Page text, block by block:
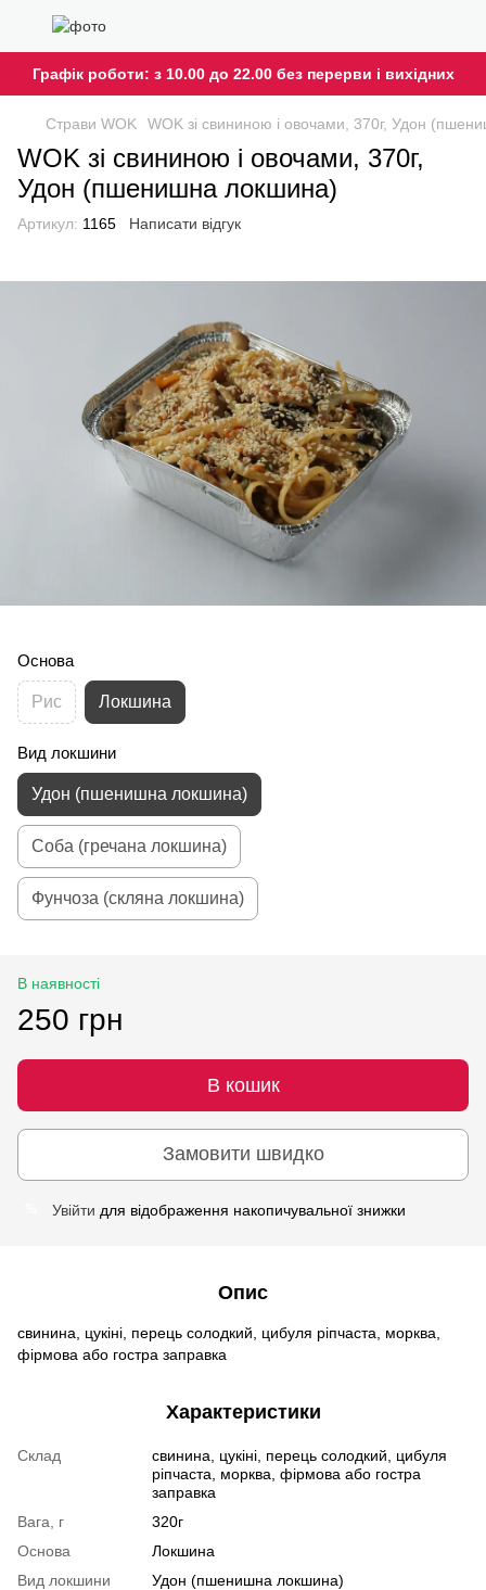
Графік роботи: з 10.00 до 22.00 без перерви і вихідних
Страви WOK WOK зі свининою і овочами, 370г, Удон
WOK зі свининою і овочами, 370г,
Удон (пшенишна локшина)
Артикул: 1165 Написати відгук
Основа
Рис Локшина
Вид локшини
Удон (пшенишна локшина)
Соба (гречана локшина)
Фунчоза (скляна локшина)
В наявності
250 грн
В кошик
Замовити швидко
Увійти для відображення накопичувальної знижки
Опис
свинина, цукіні, перець солодкий, цибуля ріпчаста, морква,
фірмова або гостра заправка
Характеристики
Склад
свинина, цукіні, перець солодкий, цибуля
ріпчаста, морква, фірмова або гостра
заправка
Вага, г
320г
Основа
Локшина
Вид локшини
Удон (пшенишна локшина)